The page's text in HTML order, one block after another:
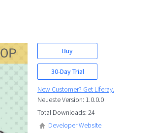
Buy
30-Day Trial
New Customer? Get Liferay.
Neueste Version: 1.0.0.0
Total Downloads: 24
Developer Website